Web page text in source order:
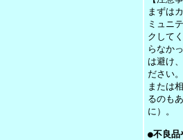
まずは
ミュニ
クして
らなか
は避け
ださい。
または
るのも
に）。
●不良品